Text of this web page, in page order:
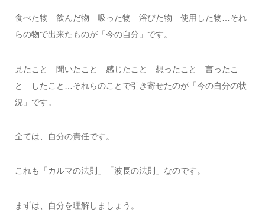
食べた物 飲んだ物 吸った物 浴びた物 使用した物…それ
らの物で出来たものが「今の自分」です。
見たこと 聞いたこと 感じたこと 想ったこと 言ったこ
と したこと…それらのことで引き寄せたのが「今の自分の状
況」です。
全ては、自分の責任です。
これも「カルマの法則」「波長の法則」なのです。
まずは、自分を理解しましょう。